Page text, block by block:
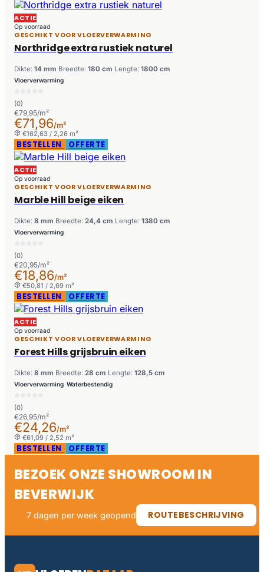
ACTIE
Op voorraad
GESCHIKT VOOR VLOERVERWARMING
Northridge extra rustiek naturel
Dikte: 14 mm Breedte: 180 cm Lengte: 1800 cm
Vloerverwarming
(0)
€79,95/m²
€71,96/m²
€162,63 / 2,26 m²
BESTELLEN OFFERTE
ACTIE
Op voorraad
GESCHIKT VOOR VLOERVERWARMING
Marble Hill beige eiken
Dikte: 8 mm Breedte: 24,4 cm Lengte: 1380 cm
Vloerverwarming
(0)
€20,95/m²
€18,86/m²
€50,81 / 2,69 m²
BESTELLEN OFFERTE
ACTIE
Op voorraad
GESCHIKT VOOR VLOERVERWARMING
Forest Hills grijsbruin eiken
Dikte: 8 mm Breedte: 28 cm Lengte: 128,5 cm
Vloerverwarming Waterbestendig
(0)
€26,95/m²
€24,26/m²
€61,09 / 2,52 m²
BESTELLEN OFFERTE
BEZOEK ONZE SHOWROOM IN
BEVERWIJK
7 dagen per week geopend ROUTEBESCHRIJVING